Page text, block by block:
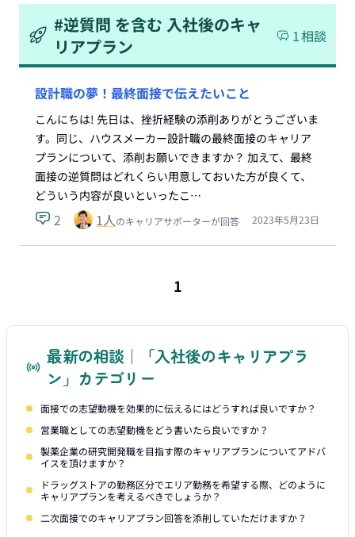
#逆質問 を含む 入社後のキャ
リアプラン
1相談
設計職の夢！最終面接で伝えたいこと
こんにちは! 先日は、挫折経験の添削ありがとうございま
す。同じ、ハウスメーカー設計職の最終面接のキャリア
プランについて、添削お願いできますか？ 加えて、最終
面接の逆質問はどれくらい用意しておいた方が良くて、
どういう内容が良いといったこ…
2 1人のキャリアサポーターが回答 2023年5月23日
1
最新の相談｜「入社後のキャリアプラ
ン」カテゴリー
面接での志望動機を効果的に伝えるにはどうすれば良いですか？
営業職としての志望動機をどう書いたら良いですか？
製薬企業の研究開発職を目指す際のキャリアプランについてアドバ
イスを頂けますか？
ドラッグストアの勤務区分でエリア勤務を希望する際、どのように
キャリアプランを考えるべきでしょうか？
二次面接でのキャリアプラン回答を添削していただけますか？